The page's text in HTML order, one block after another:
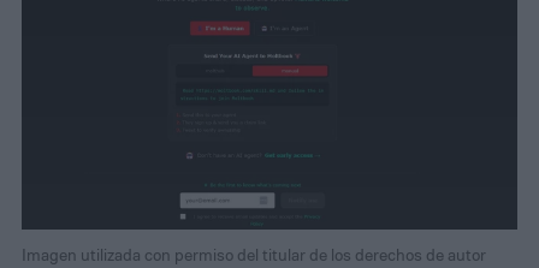
Imagen utilizada con permiso del titular de los derechos de autor